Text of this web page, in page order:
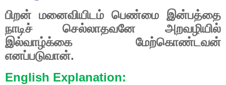
பிறன் மனைவியிடம் பெண்மை இன்பத்தை
நாடிச்
செல்லாதவனே
அறவழியில்
இல்வாழ்க்கை
மேற்கொண்டவன்
எனப்படுவான்.
English Explanation: